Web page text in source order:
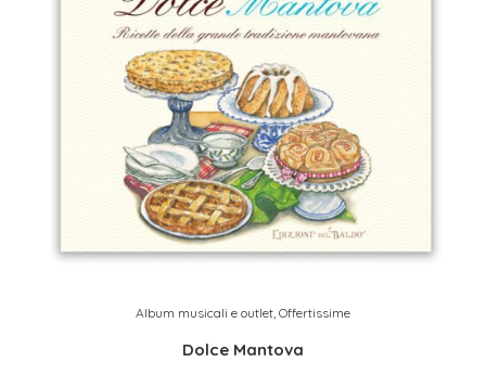
Album musicali e outlet, Offertissime
Dolce Mantova